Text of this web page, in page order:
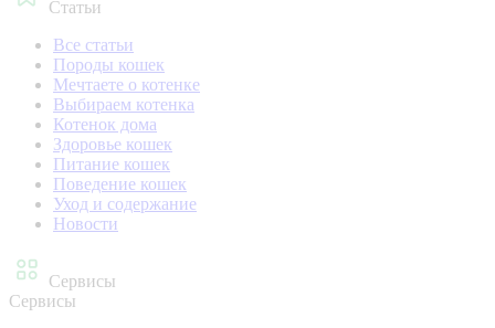
Статьи
Все статьи
Породы кошек
Мечтаете о котенке
Выбираем котенка
Котенок дома
Здоровье кошек
Питание кошек
Поведение кошек
Уход и содержание
Новости
Сервисы
Сервисы